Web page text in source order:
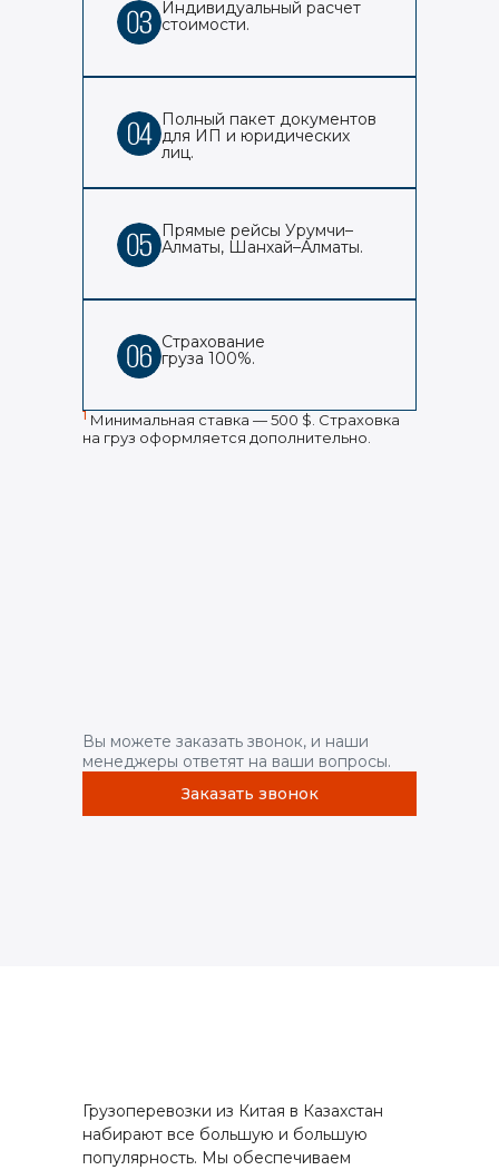
Индивидуальный расчет
стоимости.
Полный пакет документов
для ИП и юридических
лиц.
Прямые рейсы Урумчи–
Алматы, Шанхай–Алматы.
Страхование
груза 100%.
1 Минимальная ставка — 500 $. Страховка
на груз оформляется дополнительно.
Вы можете заказать звонок, и наши
менеджеры ответят на ваши вопросы.
Заказать звонок
Грузоперевозки из Китая в Казахстан
набирают все большую и большую
популярность. Мы обеспечиваем